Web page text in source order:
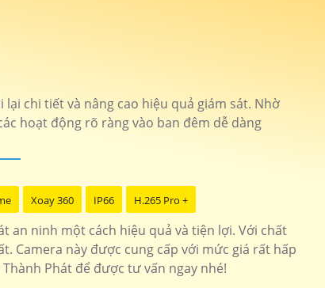
chi tiết và nâng cao hiệu quả giám sát. Nhờ
hoạt động rõ ràng vào ban đêm dễ dàng
Xoay 360 IP66 H.265 Pro +
an ninh một cách hiệu quả và tiện lợi. Với chất
Camera này được cung cấp với mức giá rất hấp
Phát để được tư vấn ngay nhé!